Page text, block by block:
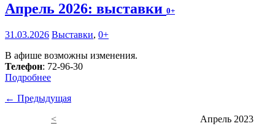
Апрель 2026: выставки 0+
31.03.2026 Выставки, 0+
В афише возможны изменения.
Телефон: 72-96-30
Подробнее
← Предыдущая
<
Апрель 2023